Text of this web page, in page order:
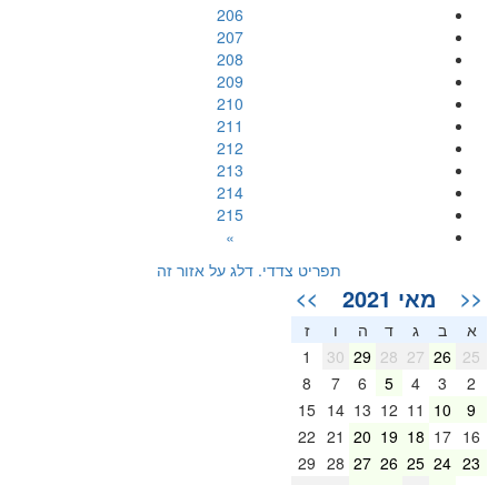
206
207
208
209
210
211
212
213
214
215
»
תפריט צדדי. דלג על אזור זה
<< מאי 2021 >>
א ב ג ד ה
ז
25
26
27
28
29
30
2
3
4
5
6
7
8
9
10
11
12
13
14
15
16
17
18
19
20
21
22
23
24
25
26
27
28
29